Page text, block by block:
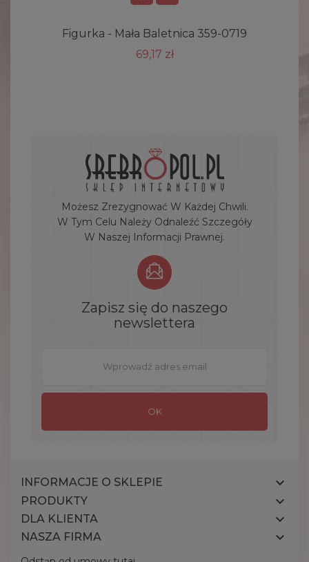
Figurka - Mała Baletnica 359-0719
69,17 zł
Możesz Zrezygnować W Każdej Chwili.
W Tym Celu Należy Odnaleźć Szczegóły
W Naszej Informacji Prawnej.
Zapisz się do naszego
newslettera
INFORMACJE O SKLEPIE 
PRODUKTY 
DLA KLIENTA 
NASZA FIRMA 